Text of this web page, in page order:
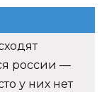
россии —
у них нет